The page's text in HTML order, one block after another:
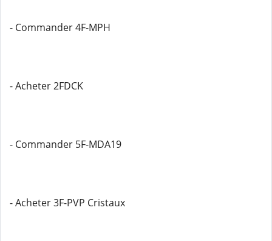
- Commander 4F-MPH
- Acheter 2FDCK
- Commander 5F-MDA19
- Acheter 3F-PVP Cristaux